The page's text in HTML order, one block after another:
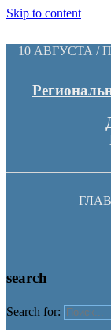
Skip to content
10 АВГУСТА /
search
Search for: